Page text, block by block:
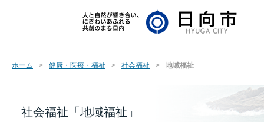
ホーム 健康・医療・福祉 社会福祉 地域福祉
社会福祉「地域福祉」